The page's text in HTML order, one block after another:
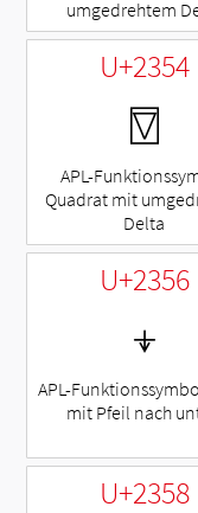
umgedrehtem
U+2354
⍔
APL-
Quadrat mit
Delta
U+2356
⍖
APL-
mit Pfeil nach
U+2358